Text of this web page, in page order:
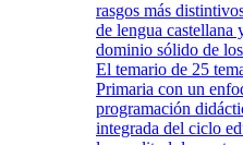
rasgos más
de lengua castellana
dominio sólido de
El temario de 25
Primaria con un
programación
integrada del ciclo